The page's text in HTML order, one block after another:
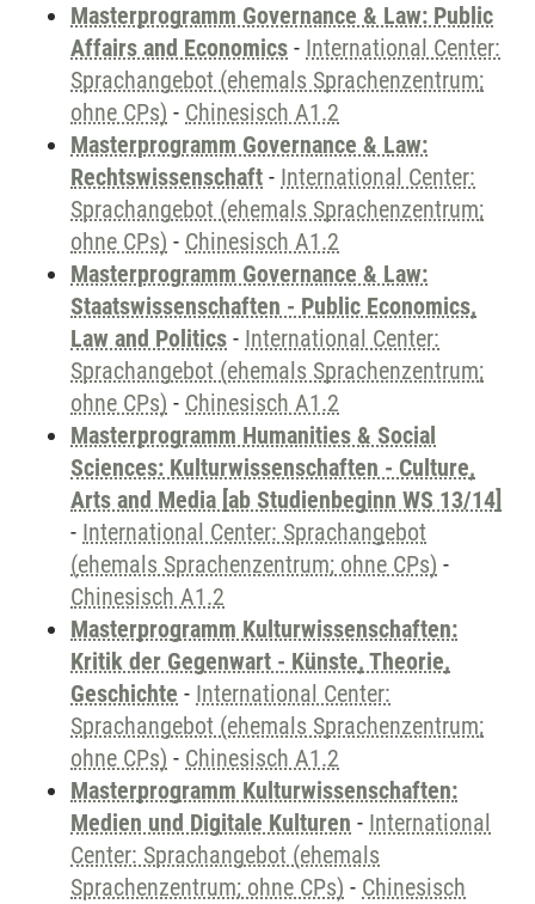
Masterprogramm Governance & Law: Public
Affairs and Economics - International Center:
Sprachangebot (ehemals Sprachenzentrum;
ohne CPs) - Chinesisch A1.2
Masterprogramm Governance & Law:
Rechtswissenschaft - International Center:
Sprachangebot (ehemals Sprachenzentrum;
ohne CPs) - Chinesisch A1.2
Masterprogramm Governance & Law:
Staatswissenschaften - Public Economics,
Law and Politics - International Center:
Sprachangebot (ehemals Sprachenzentrum;
ohne CPs) - Chinesisch A1.2
Masterprogramm Humanities & Social
Sciences: Kulturwissenschaften - Culture,
Arts and Media [ab Studienbeginn WS 13/14]
- International Center: Sprachangebot
(ehemals Sprachenzentrum; ohne CPs) -
Chinesisch A1.2
Masterprogramm Kulturwissenschaften:
Kritik der Gegenwart - Künste, Theorie,
Geschichte - International Center:
Sprachangebot (ehemals Sprachenzentrum;
ohne CPs) - Chinesisch A1.2
Masterprogramm Kulturwissenschaften:
Medien und Digitale Kulturen - International
Center: Sprachangebot (ehemals
Sprachenzentrum; ohne CPs) - Chinesisch